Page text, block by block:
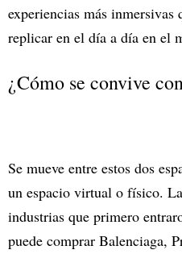
experiencias más inmersivas
replicar en el día a día en el
¿Cómo se convive
Se mueve entre estos dos
un espacio virtual o físico.
industrias que primero
puede comprar Balenciaga,